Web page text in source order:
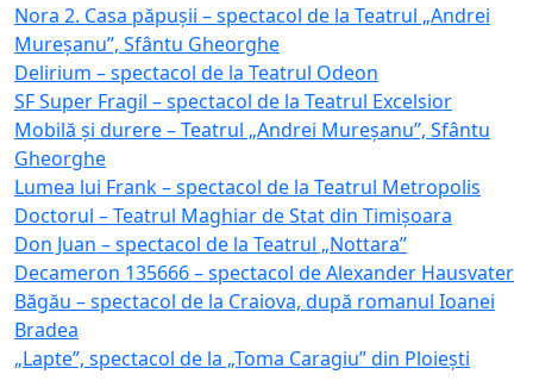
Nora 2. Casa păpușii – spectacol de la Teatrul „Andrei
Mureșanu”, Sfântu Gheorghe
Delirium – spectacol de la Teatrul Odeon
SF Super Fragil – spectacol de la Teatrul Excelsior
Mobilă și durere – Teatrul „Andrei Mureșanu”, Sfântu
Gheorghe
Lumea lui Frank – spectacol de la Teatrul Metropolis
Doctorul – Teatrul Maghiar de Stat din Timișoara
Don Juan – spectacol de la Teatrul „Nottara”
Decameron 135666 – spectacol de Alexander Hausvater
Băgău – spectacol de la Craiova, după romanul Ioanei
Bradea
„Lapte”, spectacol de la „Toma Caragiu” din Ploiești